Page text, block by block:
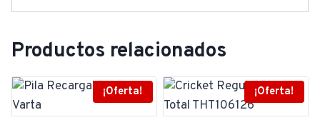
Productos relacionados
¡Oferta! ¡Oferta!